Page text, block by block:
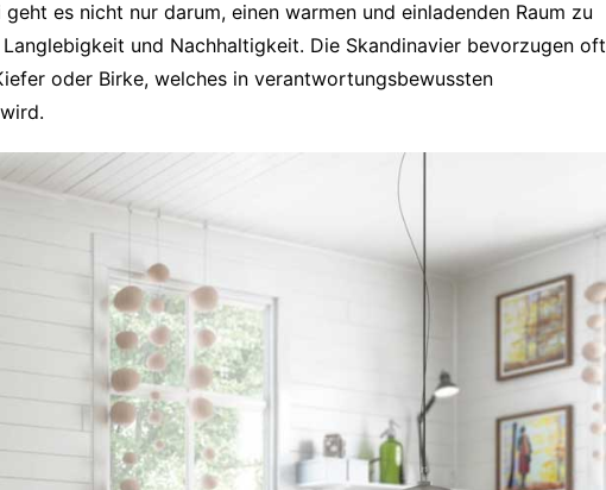
es nicht nur darum, einen warmen und einladenden Raum zu
und Nachhaltigkeit. Die Skandinavier bevorzugen oft
oder Birke, welches in verantwortungsbewussten